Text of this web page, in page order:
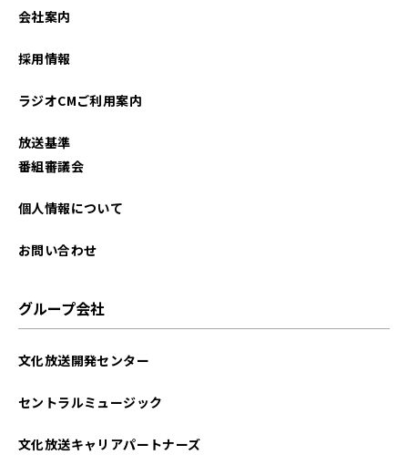
2025年07月
2025年04月
会社案内
採用情報
ラジオCMご利用案内
放送基準
番組審議会
個人情報について
お問い合わせ
グループ会社
文化放送開発センター
セントラルミュージック
文化放送キャリアパートナーズ